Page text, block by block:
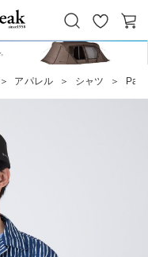
お
気
カ
＞ アパレル ＞ シャツ ＞